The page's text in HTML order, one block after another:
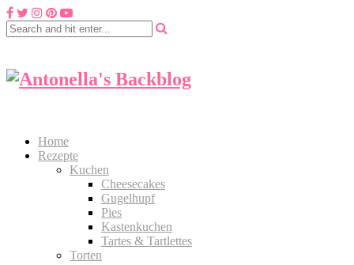
Home
Rezepte
Kuchen
Cheesecakes
Gugelhupf
Pies
Kastenkuchen
Tartes & Tartlettes
Torten